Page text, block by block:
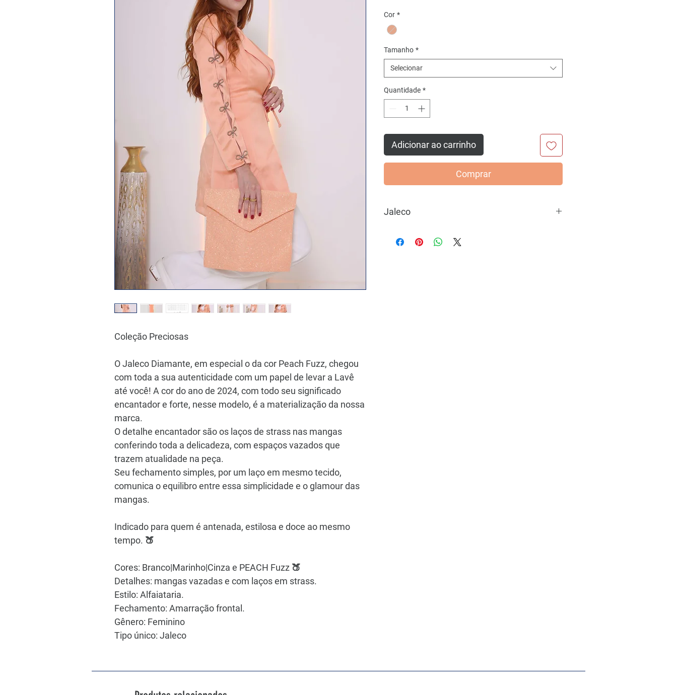
Coleção Preciosas
OJaleco Diamante, em especial o da cor Peach Fuzz, chegou
com toda a sua autenticidade com um papel de levar a Lavê
até você! A cor do ano de 2024, com todo seu significado
encantador e forte, nesse modelo, é a materialização da nossa
marca.
O detalhe encantador são os laços de strass nas mangas
conferindo toda a delicadeza, com espaços vazados que
trazem atualidade na peça.
Seu fechamento simples, por um laço em mesmo tecido,
comunica o equilibro entre essa simplicidade e o glamour das
mangas.
Indicado para quem é antenada, estilosa e doce ao mesmo
tempo. 🍑
Cores: Branco|Marinho|Cinza e PEACH Fuzz 🍑
Detalhes: mangas vazadas e com laços em strass.
Estilo: Alfaiataria.
Fechamento: Amarração frontal.
Gênero: Feminino
Tipo único: Jaleco
Cor *
Tamanho *
Selecionar
Quantidade *
Adicionar ao carrinho
Comprar
Jaleco
Estilo: Alfaiataria.